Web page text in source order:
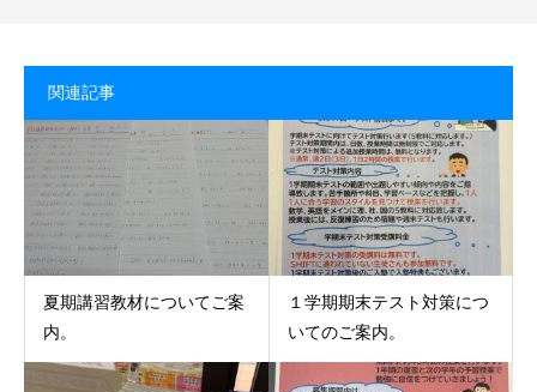
関連記事
夏期講習教材についてご案
内。
１学期期末テスト対策につ
いてのご案内。